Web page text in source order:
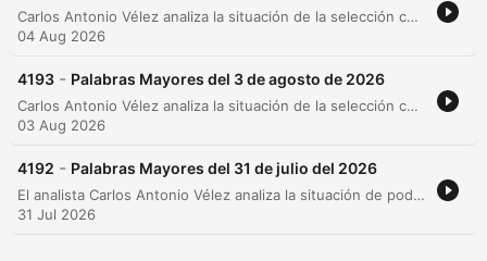
Carlos Antonio Vélez analiza la situación de la selección colombiana, los rumores sobre el reemplazo de Luis Amaranto Perea y la polémica visita de Gianni Infantino a Colombia. Asimismo, cuestiona la actualidad de Atlético Nacional y su dependencia de jugadores veteranos frente al potencial de las nuevas promesas. El episodio también aborda noticias del fútbol internacional y local, incluyendo críticas a la gestión de un jugador en River, el posible fichaje de Leonay Sousa por Millonarios y el rendimiento de Ureña. Finalmente, se destaca el momento de John Arias en Brasil y se revisa reglamentariamente una jugada polémica de mano en el partido Bucaramanga vs Cúcuta.
04 Aug 2026
4193 - Palabras Mayores del 3 de agosto de 2026
Carlos Antonio Vélez analiza la situación de la selección colombiana frente a la Copa América, el proceso de reconstrucción de Brasil y las tensiones políticas en la FIFA bajo la gestión de Infantino. El episodio también aborda la trayectoria de Teófilo Gutiérrez, la crítica a la gestión de Lucas González en Nacional y un repaso por los resultados de la liga colombiana, incluyendo actuaciones de Millonarios, Cali, Once Caldas y Santa Fe.
03 Aug 2026
4192 - Palabras Mayores del 31 de julio del 2026
El analista Carlos Antonio Vélez analiza la situación de poder en la Federación Colombiana de Fútbol, detallando la legitimación de Ramón Jesurún en el Comité Ejecutivo y reflexionando sobre el futuro técnico de la selección, con especial énfasis en el desgaste de imagen de figuras como Juan Carlos Osorio y Radamel Falcao. Asimismo, se abordan temas del fútbol internacional y local, incluyendo la necesidad de un nuevo técnico para River, el desempeño en la Sudamericana y las polémicas arbitrales. El episodio también analiza la situación de los equipos del 'G8' colombiano y la polémica propuesta de la FIFA sobre la comercialización de derechos de eventos mediante inversores privados.
31 Jul 2026